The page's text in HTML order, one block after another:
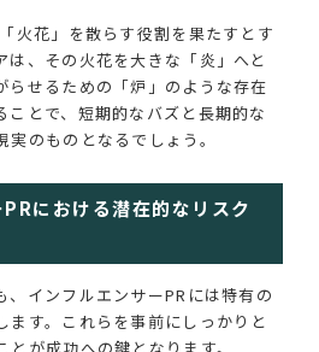
火花」を散らす役割を果たすとす
は、その火花を大きな「炎」へと
らせるための「炉」のような存在
ことで、短期的なバズと長期的な
のものとなるでしょう。
における潜在的なリスク
、インフルエンサーPRには特有の
ます。これらを事前にしっかりと